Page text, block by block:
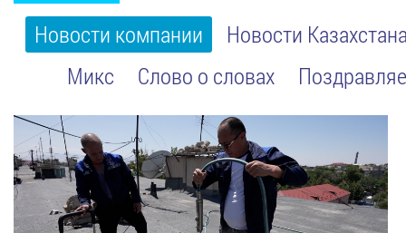
Новости компании
Новости
Микс
Слово о словах